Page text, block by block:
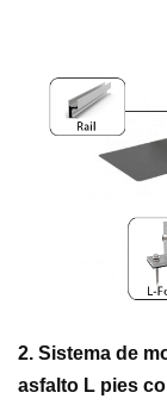
2. Sistema de
asfalto L pies